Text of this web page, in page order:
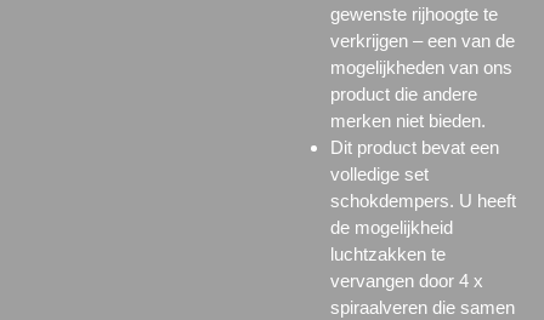
gewenste rijhoogte te
verkrijgen – een van de
mogelijkheden van ons
product die andere
merken niet bieden.
Dit product bevat een
volledige set
schokdempers. U heeft
de mogelijkheid
luchtzakken te
vervangen door 4 x
spiraalveren die samen